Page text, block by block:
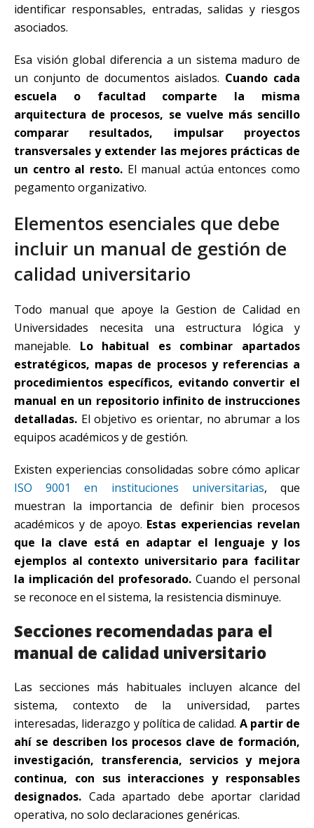
identificar responsables, entradas, salidas y riesgos
asociados.
Esa visión global diferencia a un sistema maduro de
un conjunto de documentos aislados. Cuando cada
escuela o facultad comparte la misma
arquitectura de procesos, se vuelve más sencillo
comparar resultados, impulsar proyectos
transversales y extender las mejores prácticas de
un centro al resto.El manual actúa entonces como
pegamento organizativo.
Elementos esenciales que debe
incluir un manual de gestión de
calidad universitario
Todo manual que apoye la Gestion de Calidad en
Universidades necesita una estructura lógica y
manejable. Lo habitual es combinar apartados
estratégicos, mapas de procesos y referencias a
procedimientos específicos, evitando convertir el
manual en un repositorio infinito de instrucciones
detalladas. El objetivo es orientar, no abrumar a los
equipos académicos y de gestión.
Existen experiencias consolidadas sobre cómo aplicar
ISO 9001 en instituciones universitarias, que
muestran la importancia de definir bien procesos
académicos y de apoyo. Estas experiencias revelan
que la clave está en adaptar el lenguaje y los
ejemplos al contexto universitario para facilitar
la implicación del profesorado. Cuando el personal
se reconoce en el sistema, la resistencia disminuye.
Secciones recomendadas para el
manual de calidad universitario
Las secciones más habituales incluyen alcance del
sistema, contexto de la universidad, partes
interesadas, liderazgo y política de calidad. A partir de
ahí se describen los procesos clave de formación,
investigación, transferencia, servicios y mejora
continua, con sus interacciones y responsables
designados. Cada apartado debe aportar claridad
operativa, no solo declaraciones genéricas.